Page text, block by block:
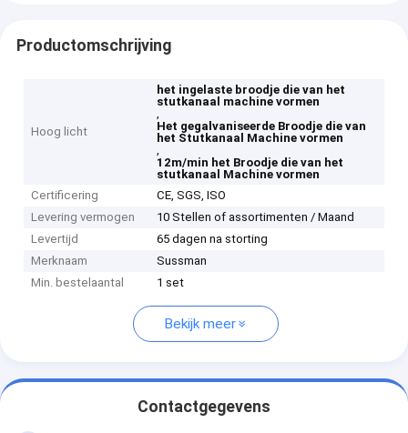
Productomschrijving
Hoog licht
het ingelaste broodje die van het
stutkanaal machine vormen
,
Het gegalvaniseerde Broodje die van
het Stutkanaal Machine vormen
,
12m/min het Broodje die van het
stutkanaal Machine vormen
Certificering
CE, SGS, ISO
Levering vermogen
10 Stellen of assortimenten / Maand
Levertijd
65 dagen na storting
Merknaam
Sussman
Min. bestelaantal
1 set
Bekijk meer
Contactgegevens